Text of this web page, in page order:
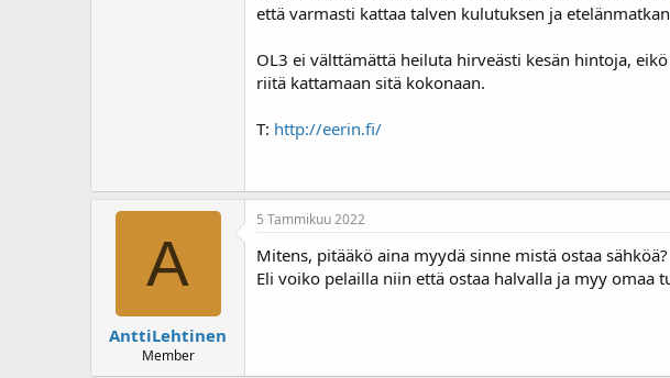
että varmasti kattaa talven kulutuksen ja etelänmatkan
OL3 ei välttämättä heiluta hirveästi kesän hintoja,
riitä kattamaan sitä kokonaan.
T: http://eerin.fi/
A
AnttiLehtinen
Member
5 Tammikuu 2022
Mitens, pitääkö aina myydä sinne mistä ostaa sähköä?
Eli voiko pelailla niin että ostaa halvalla ja myy omaa